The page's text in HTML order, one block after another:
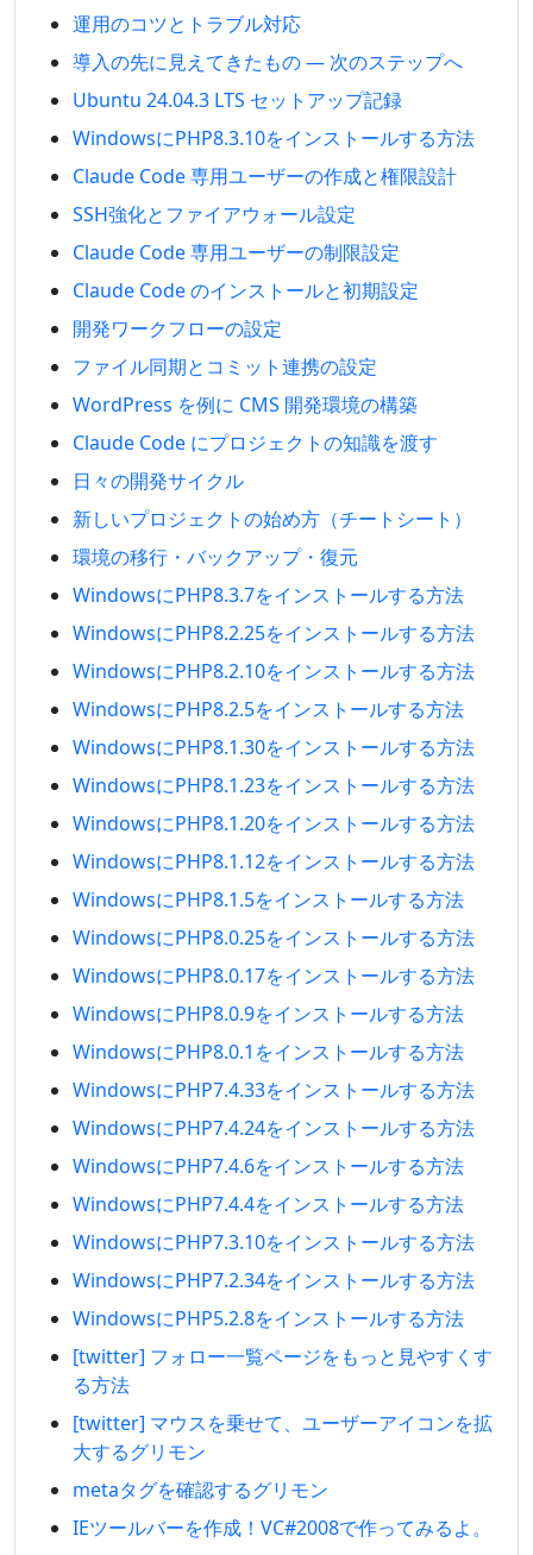
運用のコツとトラブル対応
導入の先に見えてきたもの — 次のステップへ
Ubuntu 24.04.3 LTS セットアップ記録
WindowsにPHP8.3.10をインストールする方法
Claude Code 専用ユーザーの作成と権限設計
SSH強化とファイアウォール設定
Claude Code 専用ユーザーの制限設定
Claude Code のインストールと初期設定
開発ワークフローの設定
ファイル同期とコミット連携の設定
WordPress を例に CMS 開発環境の構築
Claude Code にプロジェクトの知識を渡す
日々の開発サイクル
新しいプロジェクトの始め方（チートシート）
環境の移行・バックアップ・復元
WindowsにPHP8.3.7をインストールする方法
WindowsにPHP8.2.25をインストールする方法
WindowsにPHP8.2.10をインストールする方法
WindowsにPHP8.2.5をインストールする方法
WindowsにPHP8.1.30をインストールする方法
WindowsにPHP8.1.23をインストールする方法
WindowsにPHP8.1.20をインストールする方法
WindowsにPHP8.1.12をインストールする方法
WindowsにPHP8.1.5をインストールする方法
WindowsにPHP8.0.25をインストールする方法
WindowsにPHP8.0.17をインストールする方法
WindowsにPHP8.0.9をインストールする方法
WindowsにPHP8.0.1をインストールする方法
WindowsにPHP7.4.33をインストールする方法
WindowsにPHP7.4.24をインストールする方法
WindowsにPHP7.4.6をインストールする方法
WindowsにPHP7.4.4をインストールする方法
WindowsにPHP7.3.10をインストールする方法
WindowsにPHP7.2.34をインストールする方法
WindowsにPHP5.2.8をインストールする方法
[twitter] フォロー一覧ページをもっと見やすくす
る方法
[twitter] マウスを乗せて、ユーザーアイコンを拡
大するグリモン
metaタグを確認するグリモン
IEツールバーを作成！VC#2008で作ってみるよ。